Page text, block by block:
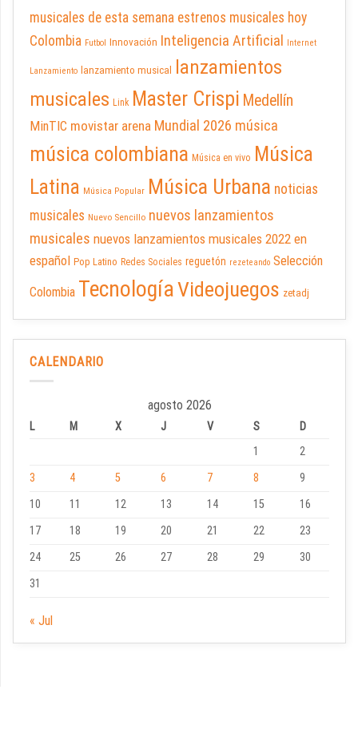
musicales de esta semana estrenos musicales hoy
Colombia Futbol Innovación Inteligencia Artificial Internet
Lanzamiento lanzamiento musical
lanzamientos
musicales Link Master Crispi Medellín
MinTIC movistar arena Mundial 2026 música
música colombiana Música en vivo Música
Latina Música Popular Música Urbana noticias
musicales Nuevo Sencillo nuevos lanzamientos
musicales nuevos lanzamientos musicales 2022 en
español Pop Latino Redes Sociales reguetón rezeteando Selección
Colombia TecnologíaVideojuegos zetadj
CALENDARIO
agosto 2026
L M X J V S
D
1
2
3
4 5 6 7 8
9
10
11 12 13 14 15
16
17
18 19 20 21 22
23
24
25 26 27 28 29
30
31
« Jul